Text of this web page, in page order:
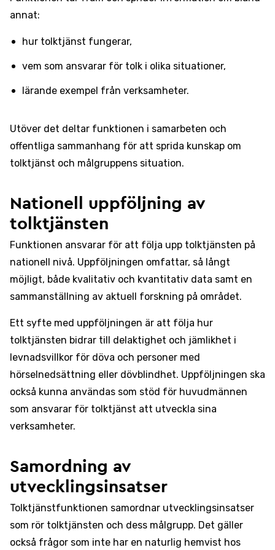
annat:
hur tolktjänst fungerar,
vem som ansvarar för tolk i olika situationer,
lärande exempel från verksamheter.
Utöver det deltar funktionen i samarbeten och
offentliga sammanhang för att sprida kunskap om
tolktjänst och målgruppens situation.
Nationell uppföljning av
tolktjänsten
Funktionen ansvarar för att följa upp tolktjänsten på
nationell nivå. Uppföljningen omfattar, så långt
möjligt, både kvalitativ och kvantitativ data samt en
sammanställning av aktuell forskning på området.
Ett syfte med uppföljningen är att följa hur
tolktjänsten bidrar till delaktighet och jämlikhet i
levnadsvillkor för döva och personer med
hörselnedsättning eller dövblindhet. Uppföljningen ska
också kunna användas som stöd för huvudmännen
som ansvarar för tolktjänst att utveckla sina
verksamheter.
Samordning av
utvecklingsinsatser
Tolktjänstfunktionen samordnar utvecklingsinsatser
som rör tolktjänsten och dess målgrupp. Det gäller
också frågor som inte har en naturlig hemvist hos